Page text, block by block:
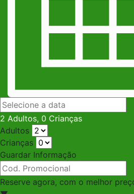
2 Adultos, 0 Crianças
Adultos
Crianças
Guardar Informação
Reserve agora, com o melhor